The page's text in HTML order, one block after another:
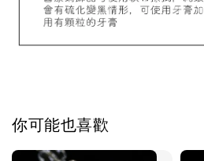
飾品禮物盒
NT$ 69
- +
你可能也喜歡